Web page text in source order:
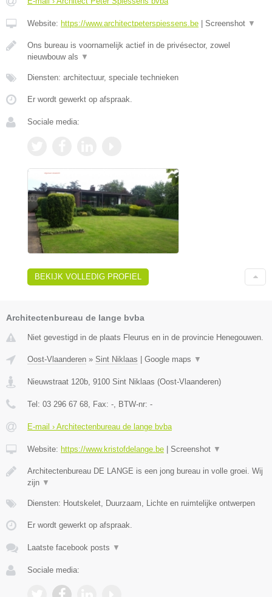
Website: https://www.architectpeterspiessens.be Screenshot ▼
Ons bureau is voornamelijk actief in de privésector, zowel
nieuwbouw als ▼
Diensten: architectuur, speciale technieken
Er wordt gewerkt op afspraak.
Sociale media:
BEKIJK VOLLEDIG PROFIEL
Architectenbureau de lange bvba
Niet gevestigd in de plaats Fleurus en in de provincie Henegouwen.
Oost-Vlaanderen » Sint Niklaas Google maps ▼
Nieuwstraat 120b 9100 Sint Niklaas (Oost-Vlaanderen)
Tel: 03 296 67 68 , Fax: - , BTW-nr: -
E-mail › Architectenbureau de lange bvba
Website: https://www.kristofdelange.be Screenshot ▼
Architectenbureau DE LANGE is een jong bureau in volle groei. Wij
zijn ▼
Diensten: Houtskelet, Duurzaam, Lichte en ruimtelijke ontwerpen
Er wordt gewerkt op afspraak.
Laatste facebook posts ▼
Sociale media: